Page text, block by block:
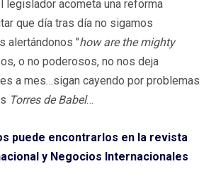
legislador acometa una reforma
que día tras día no sigamos
alertándonos "how are the mighty
o no poderosos, no nos deja
a mes…sigan cayendo por problemas
Torres de Babel…
puede encontrarlos en la revista
y Negocios Internacionales